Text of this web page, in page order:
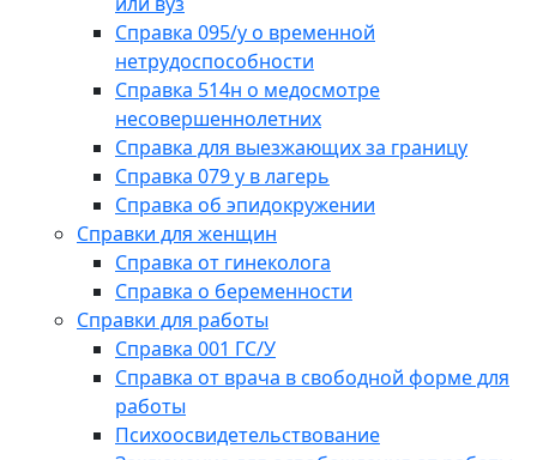
Справка 095/у о временной
нетрудоспособности
Справка 514н о медосмотре
несовершеннолетних
Справка для выезжающих за границу
Справка 079 у в лагерь
Справка об эпидокружении
Справки для женщин
Справка от гинеколога
Справка о беременности
Справки для работы
Справка 001 ГС/У
Справка от врача в свободной форме для
работы
Психоосвидетельствование